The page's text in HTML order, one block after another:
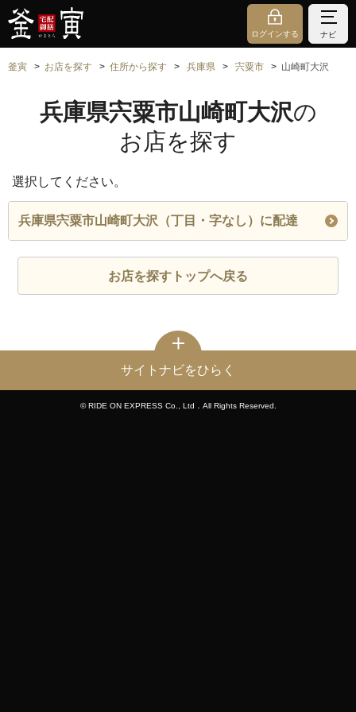
ログインする ナビ
釜寅 お店を探す 住所から探す 兵庫県 宍粟市 山崎町大沢
兵庫県宍粟市山崎町大沢の
お店を探す
選択してください。
兵庫県宍粟市山崎町大沢（丁目・字なし）に配達
お店を探すトップへ戻る
サイトナビをひらく
© RIDE ON EXPRESS Co., Ltd．All Rights Reserved.